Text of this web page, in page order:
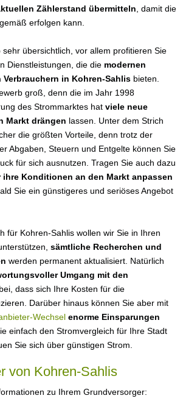
Zählerstand übermitteln , damit die
erfolgen kann.
sehr übersichtlich, vor allem profitieren Sie
Dienstleistungen, die die modernen
Verbrauchern in Kohren-Sahlis bieten.
groß, denn die im Jahr 1998
des Strommarktes hat viele neue
Markt drängen lassen. Unter dem Strich
die größten Vorteile, denn trotz der
Abgaben, Steuern und Entgelte können Sie
für sich ausnutzen. Tragen Sie auch dazu
ihre Konditionen an den Markt anpassen
Sie ein günstigeres und seriöses Angebot
für Kohren-Sahlis wollen wir Sie in Ihren
sämtliche Recherchen und
werden permanent aktualisiert. Natürlich
Umgang mit den
dass sich Ihre Kosten für die
Darüber hinaus können Sie aber mit
Wechsel enorme Einsparungen
einfach den Stromvergleich für Ihre Stadt
Sie sich über günstigen Strom.
von Kohren-Sahlis
zu Ihrem Grundversorger: